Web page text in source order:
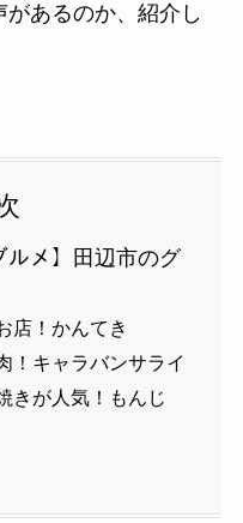
あるのか、紹介し
ルメ】田辺市のグ
店！かんてき
！キャラバンサライ
きが人気！もんじ